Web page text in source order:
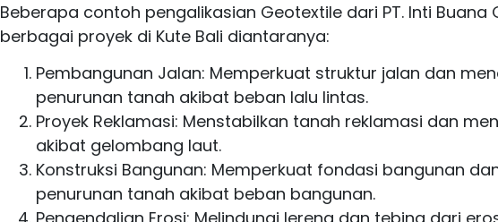
Beberapa contoh pengalikasian Geotextile dari PT. Inti Buana
berbagai proyek di Kute Bali diantaranya:
Pembangunan Jalan: Memperkuat struktur jalan dan
penurunan tanah akibat beban lalu lintas.
Proyek Reklamasi: Menstabilkan tanah reklamasi dan
akibat gelombang laut.
Konstruksi Bangunan: Memperkuat fondasi bangunan
penurunan tanah akibat beban bangunan.